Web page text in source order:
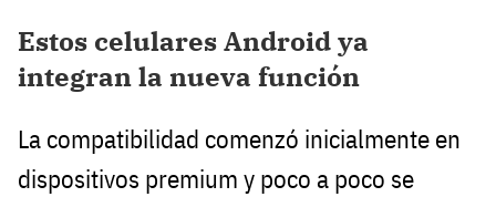
Estos celulares Android ya
integran la nueva función
La compatibilidad comenzó inicialmente en
dispositivos premium y poco a poco se